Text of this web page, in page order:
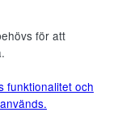
för att
funktionalitet och